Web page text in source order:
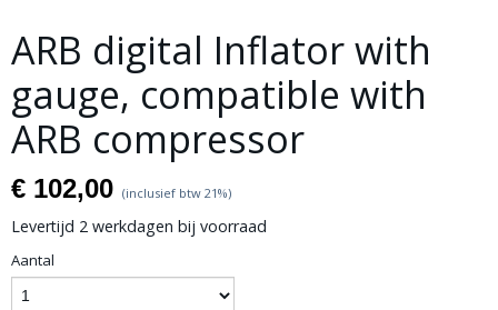
ARB digital Inflator with
gauge, compatible with
ARB compressor
€ 102,00 (inclusief btw 21%)
Levertijd 2 werkdagen bij voorraad
Aantal